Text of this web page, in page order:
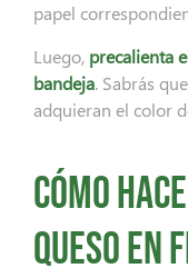
papel
Luego, precalienta
bandeja. Sabrás
adquieran el color
Cómo
queso en